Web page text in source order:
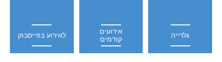
גלרייה
אירועים
קודמים
לאירוע בפייסבוק